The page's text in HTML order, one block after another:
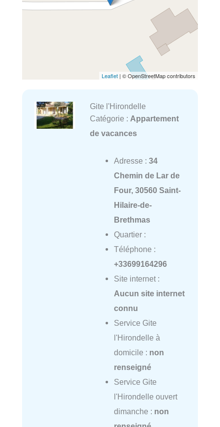
Leaflet | © OpenStreetMap contributors
Gite l'Hirondelle
Catégorie : Appartement
de vacances
Adresse : 34
Chemin de Lar de
Four, 30560 Saint-
Hilaire-de-
Brethmas
Quartier :
Téléphone :
+33699164296
Site internet :
Aucun site internet
connu
Service Gite
l'Hirondelle à
domicile : non
renseigné
Service Gite
l'Hirondelle ouvert
dimanche : non